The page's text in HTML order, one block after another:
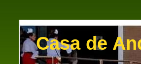
Casa de